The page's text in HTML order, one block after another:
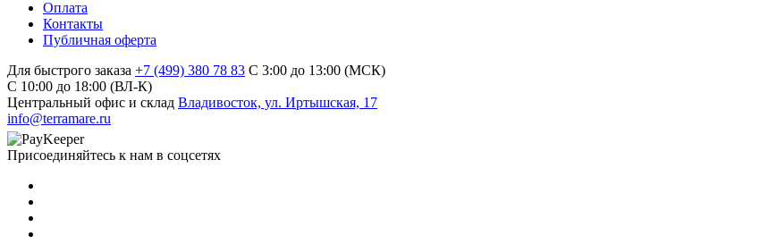
Оплата
Контакты
Публичная оферта
Для быстрого заказа +7 (499) 380 78 83 С 3:00 до 13:00 (МСК)
C 10:00 до 18:00 (ВЛ-К)
Центральный офис и склад Владивосток, ул. Иртышская, 17
info@terramare.ru
Присоединяйтесь к нам в соцсетях